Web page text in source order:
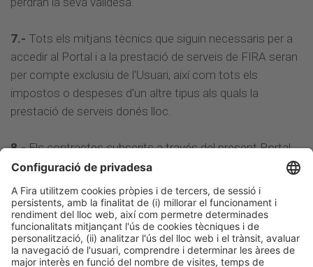
7.- Tots els mitjans tècnics que siguin necessaris per a
accedir al Portal i a la prestació de serveis de FIRA seran
per compte exclusiu de l'Usuari, així com tots els
impostos o despeses d'un altre tipus als quals la
prestació de serveis donés lloc.
8.-Els contractes subscrits a través del present Portal
es regiran per la legislació espanyola, que serà aplicable
en el no recollit en les presents condicions en matèria
d'interpretació, validesa i execució.
No obstant això, per als casos en els quals la normativa
prevegi la possibilitat a les parts de sotmetre's a un fur, la